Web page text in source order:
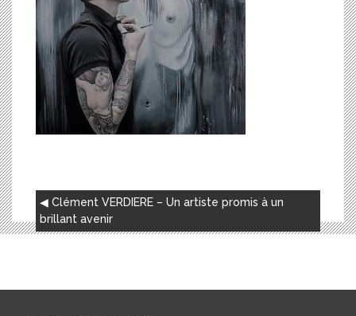
NAVIGATION
DE
L’ARTICLE
Clément VERDIERE – Un artiste promis à un
brillant avenir